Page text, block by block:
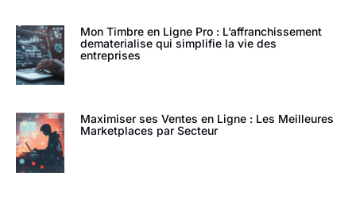
Mon Timbre en Ligne Pro : L’affranchissement
dematerialise qui simplifie la vie des
entreprises
Maximiser ses Ventes en Ligne : Les Meilleures
Marketplaces par Secteur